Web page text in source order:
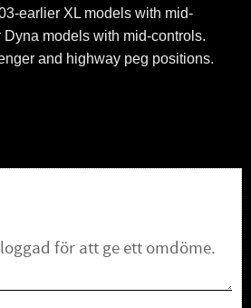
earlier XL models with mid-
models with mid-controls.
and highway peg positions.